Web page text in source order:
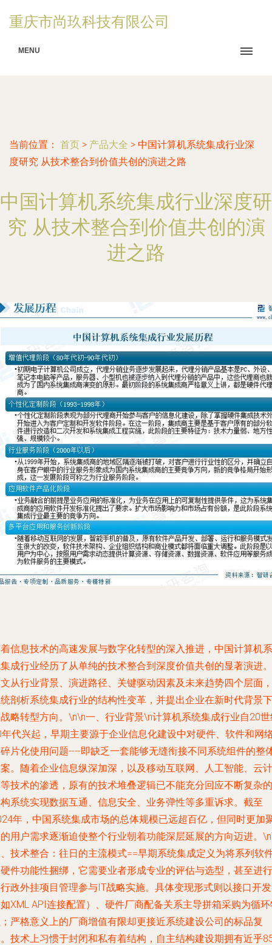
重庆市尚玖科技有限公司
MENU
当前位置： 首页 > 产品大全 > 中国计算机系统集成行业深
度研究 从技术整合到价值共创的演进之路
中国计算机系统集成行业深度研
究 从技术整合到价值共创的演
进之路
信息技术的高速发展与数字化转型的深入推进，中国计算机系
成行业经历了从单纯的技术整合到深度价值共创的显著演进。
从行业背景、演进路径、关键驱动因素及未来趋势四个层面，
剖析系统集成行业的结构性变革，并提出企业在新时代背景下
略转型方向。\n\n一、行业背景\n计算机系统集成行业自20
代兴起，早期主要源于企业信息化建设中对硬件、软件和网
片化使用问题----即缺乏一套能够无缝衔接不同系统组件的整
。随着企业信息纵深加深，以及移动互联网、人工智能、云计
技术的渗透，原有的技术堆叠逻辑已不能充分回应不断复杂的
系统实现数据互通、信息安全、业务弹性等多重诉求。截至
年，中国系统集成市场的总体规模已远超百亿，但同时更加
用户需求逐渐迫使整个行业朝着功能深层延展的方向迈进。
技术整合：往日的主流模式==早期系统集成定义为将系列软
件功能性捆绑，它需要业者形成专业的评估与选型，甚至进行
政外挂项目管理参与IT战略实施。具体变现形式则以接口开发
XML API连接配置）、硬件厂商配备关系主导拼箱采购为循
严格意义上的厂商增值有限却更接近系统建设公司的标品复
技术上习惯于封闭和私有着结构，自主结构建设期拥有近乎